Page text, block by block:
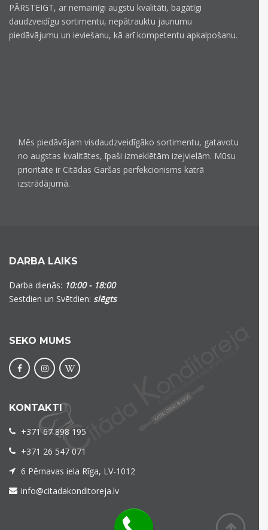
PĀRSTEIGT, ar nemainīgi augstu kvalitāti, bagātīgi
daudzveidīgu sortimentu, nepātrauktu jaunumu
piedāvājumu un ieviešanu, kā arī kompetentu apkalpošanu.
Mēs piedāvājam visdaudzveidīgāko sortimentu, gatavotu
no augstas kvalitātes, īpaši izmeklētām izejvielām. Mūsu
prioritāte ir Citādas Garšas perfekcionisms katrā
izstrādājumā.
DARBA LAIKS
Darba dienās: 10:00 - 18:00
Sestdien un Svētdien: slēgts
SEKO MUMS
KONTAKTI
+371 67 898 195
+371 26 547 071
6 Pērnavas iela Rīga, LV-1012
info@citadakonditoreja.lv